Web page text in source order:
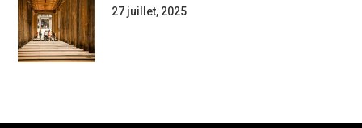
27 juillet, 2025